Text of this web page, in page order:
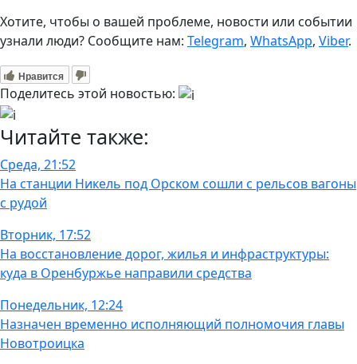
Хотите, чтобы о вашей проблеме, новости или событии
узнали люди? Сообщите нам: Telegram, WhatsApp, Viber.
Нравится
Поделитесь этой новостью:
Читайте также:
Среда, 21:52
На станции Никель под Орском сошли с рельсов вагоны
с рудой
Вторник, 17:52
На восстановление дорог, жилья и инфраструктуры:
куда в Оренбуржье направили средства
Понедельник, 12:24
Назначен временно исполняющий полномочия главы
Новотроицка